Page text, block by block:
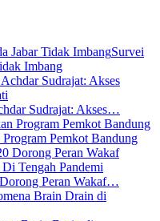
Survei
Imbang
Sudrajat: Akses…
Pemkot Bandung
Peran Wakaf…